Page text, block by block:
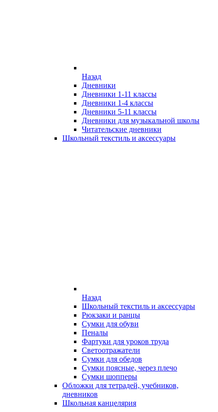
Назад
Дневники
Дневники 1-11 классы
Дневники 1-4 классы
Дневники 5-11 классы
Дневники для музыкальной школы
Читательские дневники
Школьный текстиль и аксессуары
Назад
Школьный текстиль и аксессуары
Рюкзаки и ранцы
Сумки для обуви
Пеналы
Фартуки для уроков труда
Светоотражатели
Сумки для обедов
Сумки поясные, через плечо
Сумки шопперы
Обложки для тетрадей, учебников,
дневников
Школьная канцелярия